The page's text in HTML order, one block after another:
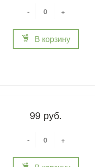
- +
В корзину
99 руб.
- +